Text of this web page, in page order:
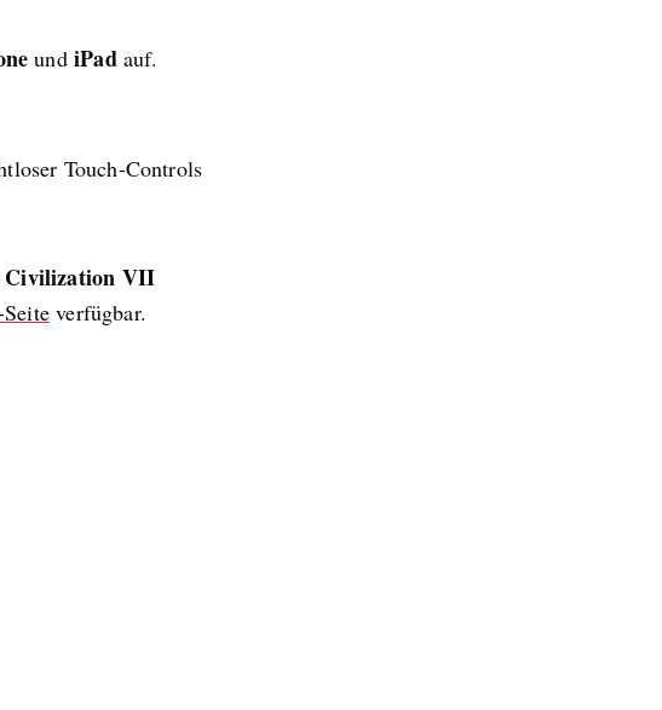
und iPadauf.
Touch-Controls
Civilization VII
verfügbar.